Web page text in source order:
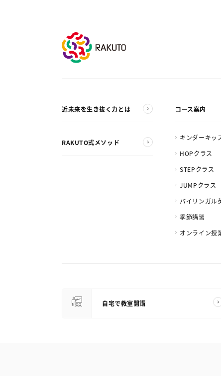
近未来を生き抜く力とは
RAKUTO式メソッド
コース案内
キンダーキッ
HOPクラス
STEPクラス
JUMPクラス
バイリンガル
季節講習
オンライン授
自宅で教室開講